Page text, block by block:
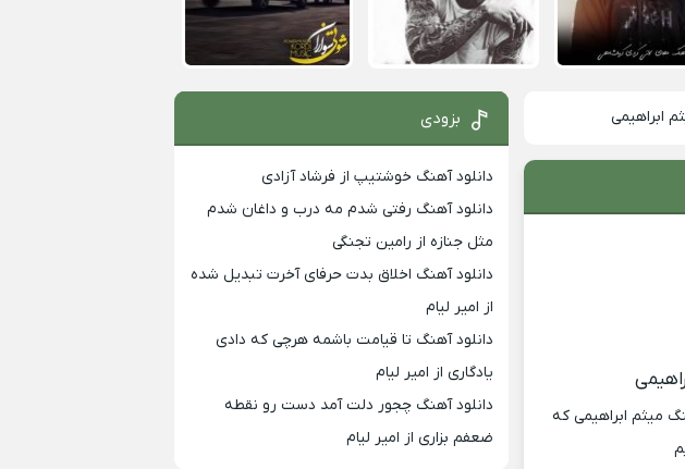
ابراهیمی
میثم ابراهیمی که
بزودی
دانلود آهنگ خوشتیپ از فرشاد آزادی
دانلود آهنگ رفتی شدم مه درب و داغان شدم
مثل جنازه از رامین تجنگی
دانلود آهنگ اخلاق بدت حرفای آخرت تبدیل شده
از امیر لیام
دانلود آهنگ تا قیامت باشمه هرچی که دادی
یادگاری از امیر لیام
دانلود آهنگ چجور دلت آمد دست رو نقطه
ضعفم بزاری از امیر لیام